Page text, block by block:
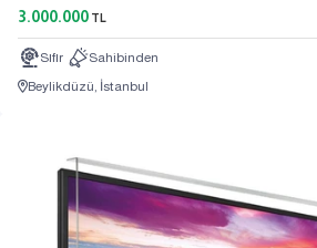
3.000.000 TL
Sıfır
Sahibinden
Beylikdüzü, İstanbul